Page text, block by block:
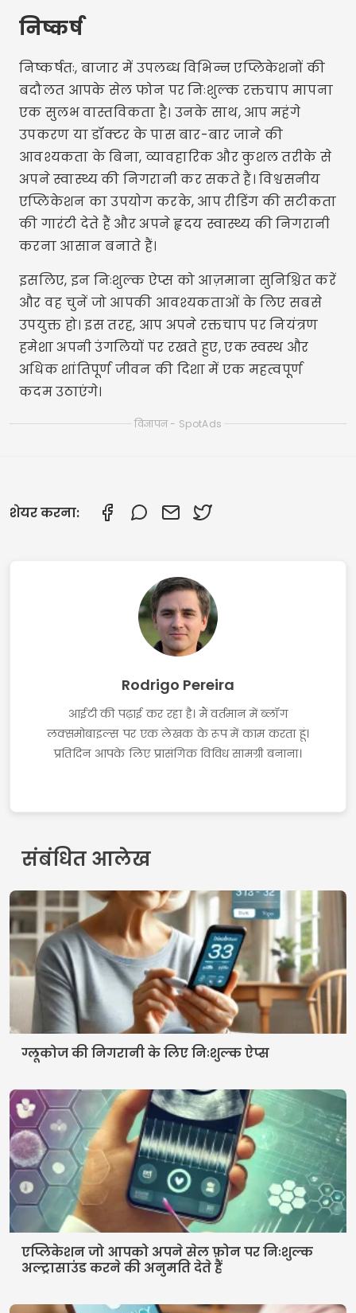
निष्कर्ष
निष्कर्षतः, बाजार में उपलब्ध विभिन्न एप्लिकेशनों की
बदौलत आपके सेल फोन पर निःशुल्क रक्तचाप मापना
एक सुलभ वास्तविकता है। उनके साथ, आप महंगे
उपकरण या डॉक्टर के पास बार-बार जाने की
आवश्यकता के बिना, व्यावहारिक और कुशल तरीके से
अपने स्वास्थ्य की निगरानी कर सकते हैं। विश्वसनीय
एप्लिकेशन का उपयोग करके, आप रीडिंग की सटीकता
की गारंटी देते हैं और अपने हृदय स्वास्थ्य की निगरानी
करना आसान बनाते हैं।
इसलिए, इन निःशुल्क ऐप्स को आज़माना सुनिश्चित करें
और वह चुनें जो आपकी आवश्यकताओं के लिए सबसे
उपयुक्त हो। इस तरह, आप अपने रक्तचाप पर नियंत्रण
हमेशा अपनी उंगलियों पर रखते हुए, एक स्वस्थ और
अधिक शांतिपूर्ण जीवन की दिशा में एक महत्वपूर्ण
कदम उठाएंगे।
विज्ञापन - SpotAds
शेयर करना:
Rodrigo Pereira
आईटी की पढ़ाई कर रहा है। मैं वर्तमान में ब्लॉग
लक्समोबाइल्स पर एक लेखक के रूप में काम करता हूं।
प्रतिदिन आपके लिए प्रासंगिक विविध सामग्री बनाना।
संबंधित आलेख
ग्लूकोज की निगरानी के लिए निःशुल्क ऐप्स
एप्लिकेशन जो आपको अपने सेल फ़ोन पर निःशुल्क
अल्ट्रासाउंड करने की अनुमति देते हैं